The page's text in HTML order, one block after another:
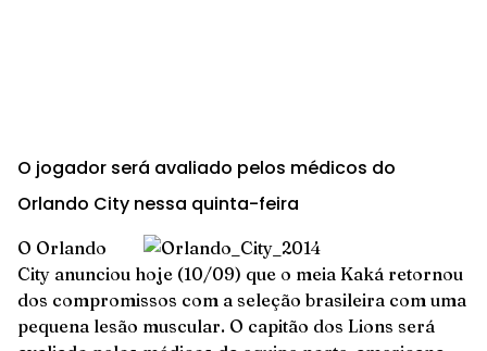
O jogador será avaliado pelos médicos do
Orlando City nessa quinta-feira
O Orlando
City anunciou hoje (10/09) que o meia Kaká retornou
dos compromissos com a seleção brasileira com uma
pequena lesão muscular. O capitão dos Lions será